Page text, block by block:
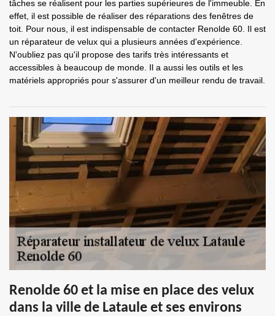
tâches se réalisent pour les parties supérieures de l'immeuble. En
effet, il est possible de réaliser des réparations des fenêtres de
toit. Pour nous, il est indispensable de contacter Renolde 60. Il est
un réparateur de velux qui a plusieurs années d'expérience.
N'oubliez pas qu'il propose des tarifs très intéressants et
accessibles à beaucoup de monde. Il a aussi les outils et les
matériels appropriés pour s'assurer d'un meilleur rendu de travail.
Renolde 60 et la mise en place des velux
dans la ville de Lataule et ses environs